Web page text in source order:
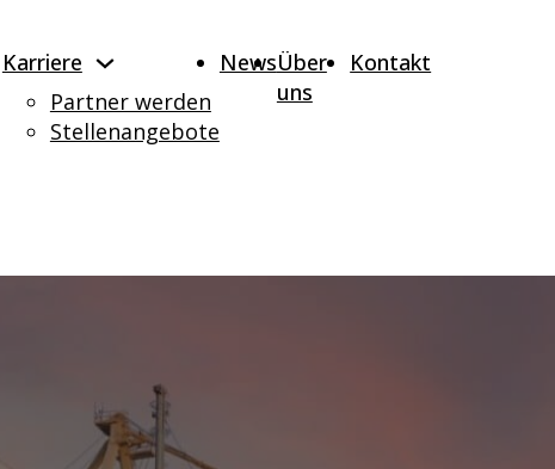
Karriere
Partner werden
Stellenangebote
NewsÜber
uns
Kontakt